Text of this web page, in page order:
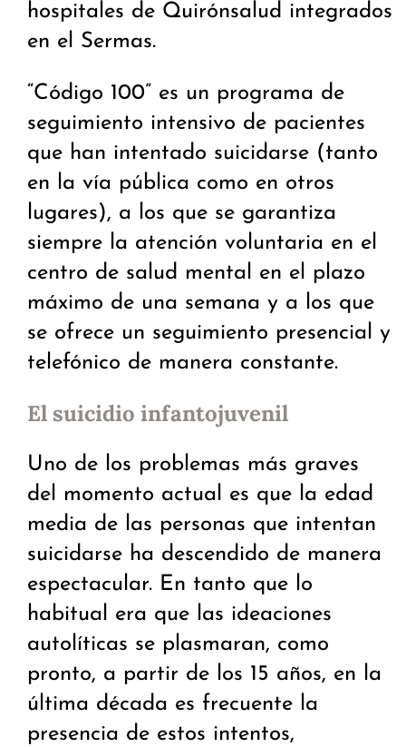
hospitales de Quirónsalud integrados
en el Sermas.
“Código 100” es un programa de
seguimiento intensivo de pacientes
que han intentado suicidarse (tanto
en la vía pública como en otros
lugares), a los que se garantiza
siempre la atención voluntaria en el
centro de salud mental en el plazo
máximo de una semana y a los que
se ofrece un seguimiento presencial y
telefónico de manera constante.
El suicidio infantojuvenil
Uno de los problemas más graves
del momento actual es que la edad
media de las personas que intentan
suicidarse ha descendido de manera
espectacular. En tanto que lo
habitual era que las ideaciones
autolíticas se plasmaran, como
pronto, a partir de los 15 años, en la
última década es frecuente la
presencia de estos intentos,